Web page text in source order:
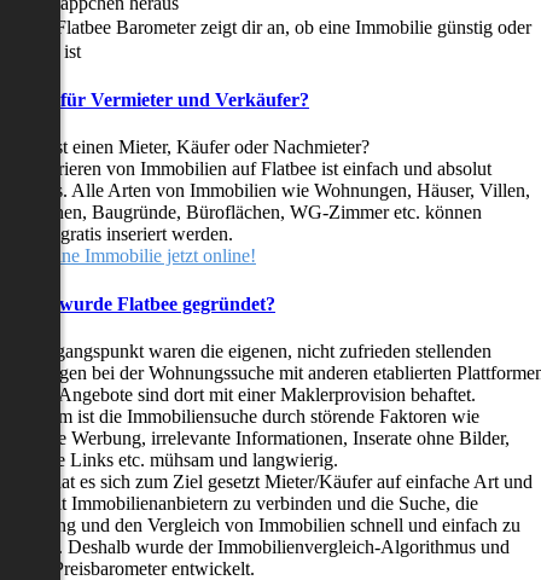
Der Flatbee Barometer zeigt dir an, ob eine Immobilie günstig oder
teuer ist
für Vermieter und Verkäufer?
suchst einen Mieter, Käufer oder Nachmieter?
Inserieren von Immobilien auf Flatbee ist einfach und absolut
Alle Arten von Immobilien wie Wohnungen, Häuser, Villen,
Baugründe, Büroflächen, WG-Zimmer etc. können
gratis inseriert werden.
deine Immobilie jetzt online!
wurde Flatbee gegründet?
Ausgangspunkt waren die eigenen, nicht zufrieden stellenden
bei der Wohnungssuche mit anderen etablierten
alle Angebote sind dort mit einer Maklerprovision behaftet.
ist die Immobiliensuche durch störende Faktoren wie
Werbung, irrelevante Informationen, Inserate ohne Bilder,
Links etc. mühsam und langwierig.
hat es sich zum Ziel gesetzt Mieter/Käufer auf einfache Art und
mit Immobilienanbietern zu verbinden und die Suche, die
und den Vergleich von Immobilien schnell und einfach zu
Deshalb wurde der Immobilienvergleich-Algorithmus und
Preisbarometer entwickelt.